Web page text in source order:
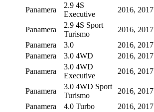
Panamera
2.9 4S
Executive
2016, 2017
Panamera
2.9 4S Sport
Turismo
2016, 2017
Panamera
3.0
2016, 2017
Panamera
3.0 4WD
2016, 2017
Panamera
3.0 4WD
Executive
2016, 2017
Panamera
3.0 4WD Sport
Turismo
2016, 2017
Panamera
4.0 Turbo
2016, 2017